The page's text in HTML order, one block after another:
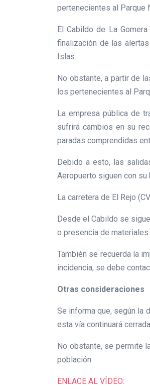
pertenecientes al Parque
El Cabildo de La
finalización de las
Islas.
No obstante, a partir de
los pertenecientes al
La empresa pública de
sufrirá cambios en su
paradas comprendidas
Debido a esto, las
Aeropuerto siguen con su
La carretera de El Rejo
Desde el Cabildo se
o presencia de materiales
También se recuerda la
incidencia, se debe
Otras consideraciones
Se informa que, según la
esta vía continuará
No obstante, se permite
población.
ENLACE AL VÍDEO: